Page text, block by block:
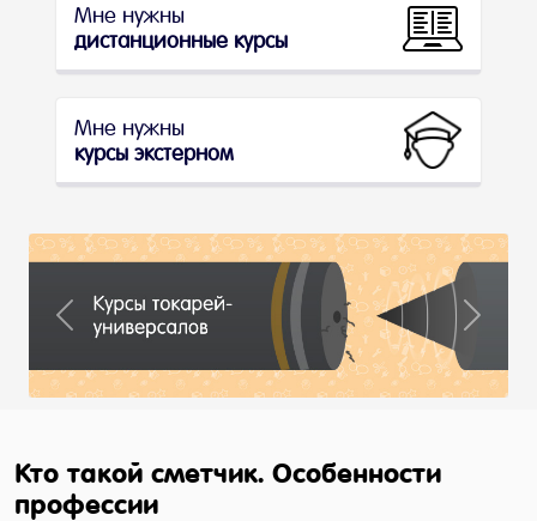
Мне нужны
дистанционные курсы
Мне нужны
курсы экстерном
Previous Next
Кто такой сметчик. Особенности
профессии